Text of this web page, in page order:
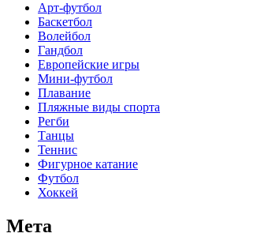
Арт-футбол
Баскетбол
Волейбол
Гандбол
Европейские игры
Мини-футбол
Плавание
Пляжные виды спорта
Регби
Танцы
Теннис
Фигурное катание
Футбол
Хоккей
Мета